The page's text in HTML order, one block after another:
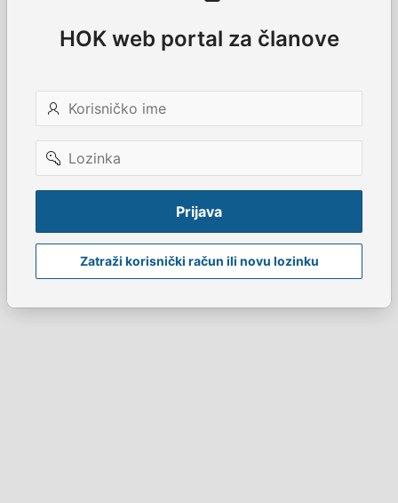
HOK web portal za članove
Korisničko
ime
Lozinka
Prijava
Zatraži korisnički račun ili novu lozinku